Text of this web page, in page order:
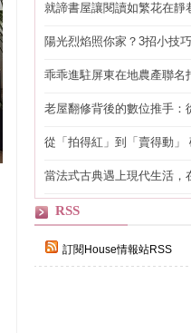
就諦書屋讓閱讀如繁花在靜
陽光烈焰照你家？3招小技
乖乖進駐屏東在地農產聯名
老屋翻修背後的數位推手：
從「拍得紅」到「賣得動」
當法式古典遇上現代生活，
RSS
訂閱House情報站RSS